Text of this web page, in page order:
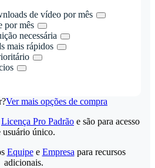
de vídeo por mês
por mês
necessária
mais rápidos
Ver mais opções de compra
Licença Pro Padrão e são para acesso
usuário único.
Equipee Empresa para recursos
adicionais.